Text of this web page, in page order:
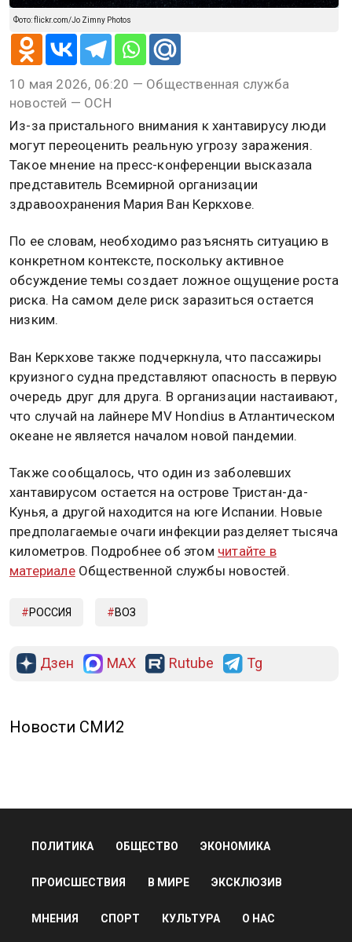
Фото: flickr.com/Jo Zimny Photos
10 мая 2026, 06:20 — Общественная служба
новостей — ОСН
Из-за пристального внимания к хантавирусу люди
могут переоценить реальную угрозу заражения.
Такое мнение на пресс-конференции высказала
представитель Всемирной организации
здравоохранения Мария Ван Керкхове.
По ее словам, необходимо разъяснять ситуацию в
конкретном контексте, поскольку активное
обсуждение темы создает ложное ощущение роста
риска. На самом деле риск заразиться остается
низким.
Ван Керкхове также подчеркнула, что пассажиры
круизного судна представляют опасность в первую
очередь друг для друга. В организации настаивают,
что случай на лайнере MV Hondius в Атлантическом
океане не является началом новой пандемии.
Также сообщалось, что один из заболевших
хантавирусом остается на острове Тристан-да-
Кунья, а другой находится на юге Испании. Новые
предполагаемые очаги инфекции разделяет тысяча
километров. Подробнее об этом читайте в
материалеОбщественной службы новостей.
РОССИЯ ВОЗ
Дзен MAX Rutube Tg
Новости СМИ2
ПОЛИТИКА ОБЩЕСТВО ЭКОНОМИКА
ПРОИСШЕСТВИЯ В МИРЕ ЭКСКЛЮЗИВ
МНЕНИЯ СПОРТ КУЛЬТУРА О НАС